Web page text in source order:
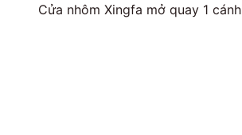
Cửa nhôm Xingfa mở quay 1 cánh